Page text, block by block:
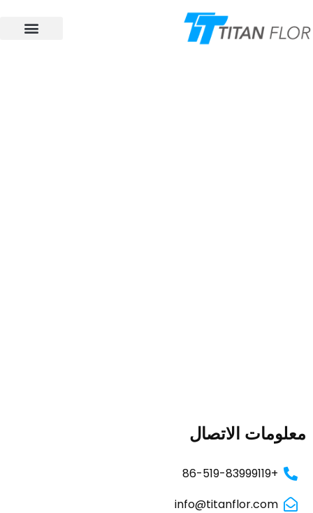
معلومات الاتصال
+86-519-83999119
info@titanflor.com